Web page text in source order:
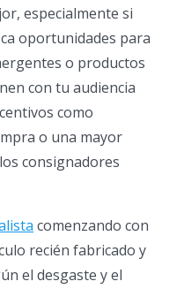
especialmente si
oportunidades para
o productos
con tu audiencia
como
o una mayor
consignadores
comenzando con
recién fabricado y
el desgaste y el